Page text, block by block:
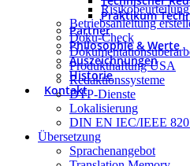
Praktikum
Partner
Philosophie & Werte
Auszeichnungen
Historie
Kontakt
Risikobeurteilung
Betriebsanleitung
Doku-Check
Produkthaftung USA
Redaktionssysteme
DTP-Dienste
Lokalisierung
DIN EN IEC/IEEE
Übersetzung
Sprachenangebot